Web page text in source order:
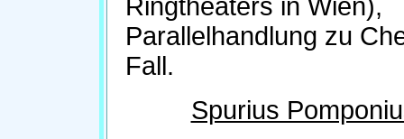
Ringtheaters in Wien),
Parallelhandlung zu
Fall.
Spurius